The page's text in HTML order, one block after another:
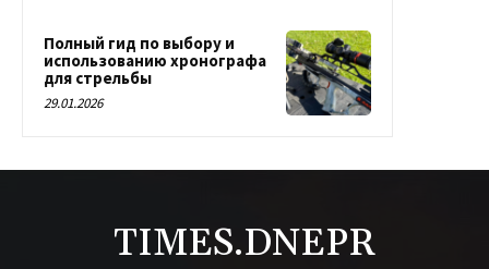
Полный гид по выбору и
использованию хронографа
для стрельбы
29.01.2026
TIMES.DNEPR